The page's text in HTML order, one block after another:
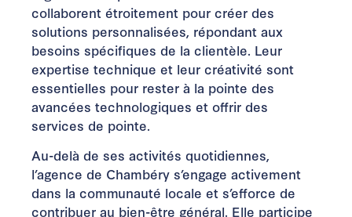
collaborent étroitement pour créer des
solutions personnalisées, répondant aux
besoins spécifiques de la clientèle. Leur
expertise technique et leur créativité sont
essentielles pour rester à la pointe des
avancées technologiques et offrir des
services de pointe.
Au-delà de ses activités quotidiennes,
l’agence de Chambéry s’engage activement
dans la communauté locale et s’efforce de
contribuer au bien-être général. Elle participe